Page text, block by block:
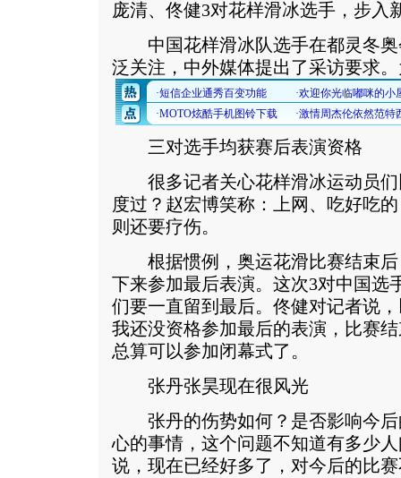
庞清、佟健3对花样滑冰选手，步入
中国花样滑冰队选手在都灵冬奥
泛关注，中外媒体提出了采访要求。
三对选手均获赛后表演资格
很多记者关心花样滑冰运动员们
度过？赵宏博笑称：上网、吃好吃
则还要疗伤。
根据惯例，奥运花滑比赛结束后
下来参加最后表演。这次3对中国选
们要一直留到最后。佟健对记者说
我还没资格参加最后的表演，比赛
总算可以参加闭幕式了。
张丹张昊现在很风光
张丹的伤势如何？是否影响今后
心的事情，这个问题不知道有多少
说，现在已经好多了，对今后的比